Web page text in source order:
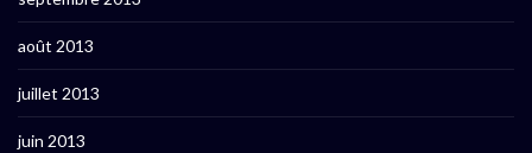
août 2013
juillet 2013
juin 2013